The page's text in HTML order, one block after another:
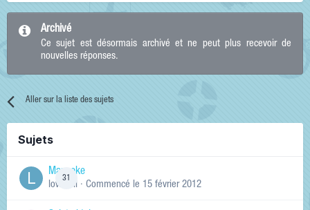
Archivé
Ce sujet est désormais archivé et ne peut plus recevoir de
nouvelles réponses.
Aller sur la liste des sujets
Sujets
31
Manneke
lowskill · Commencé le 15 février 2012